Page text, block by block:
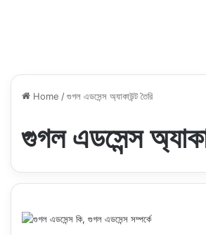
Home /গুগল এডসেন্স অ্যাকাউন্ট তৈরি
গুগল এডসেন্স